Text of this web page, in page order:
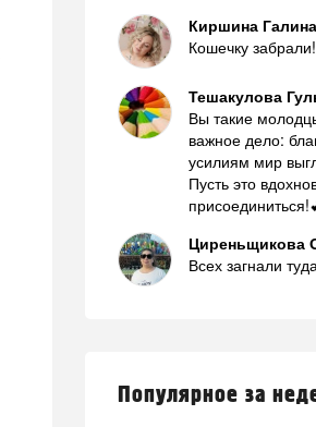
Киршина Галина
Кошечку
Тешакулова
Вы такие
важное дело:
усилиям мир
Пусть это
Циреньщикова
Всех загнали
Популярное за